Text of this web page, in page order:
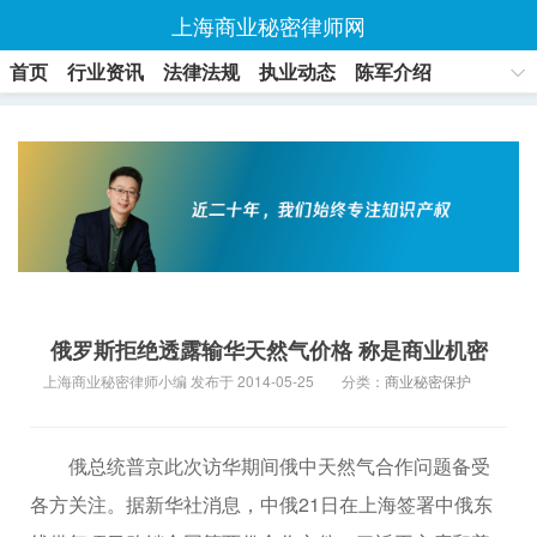
上海商业秘密律师网
首页 行业资讯 法律法规 执业动态
陈军介绍
俄罗斯拒绝透露输华天然气价格 称是商业机密
上海商业秘密律师小编 发布于 2014-05-25 分类： 商业秘密保护
俄总统普京此次访华期间俄中天然气合作问题备受
各方关注。据新华社消息，中俄21日在上海签署中俄东